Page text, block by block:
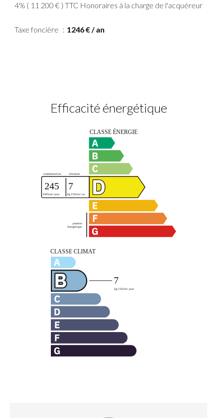
4% ( 11 200 € ) TTC Honoraires à la charge de l'acquéreur
Taxe foncière 1246 € / an
Efficacité énergétique